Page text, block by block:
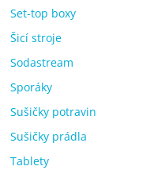
Set-top boxy
Šicí stroje
Sodastream
Sporáky
Sušičky potravin
Sušičky prádla
Tablety